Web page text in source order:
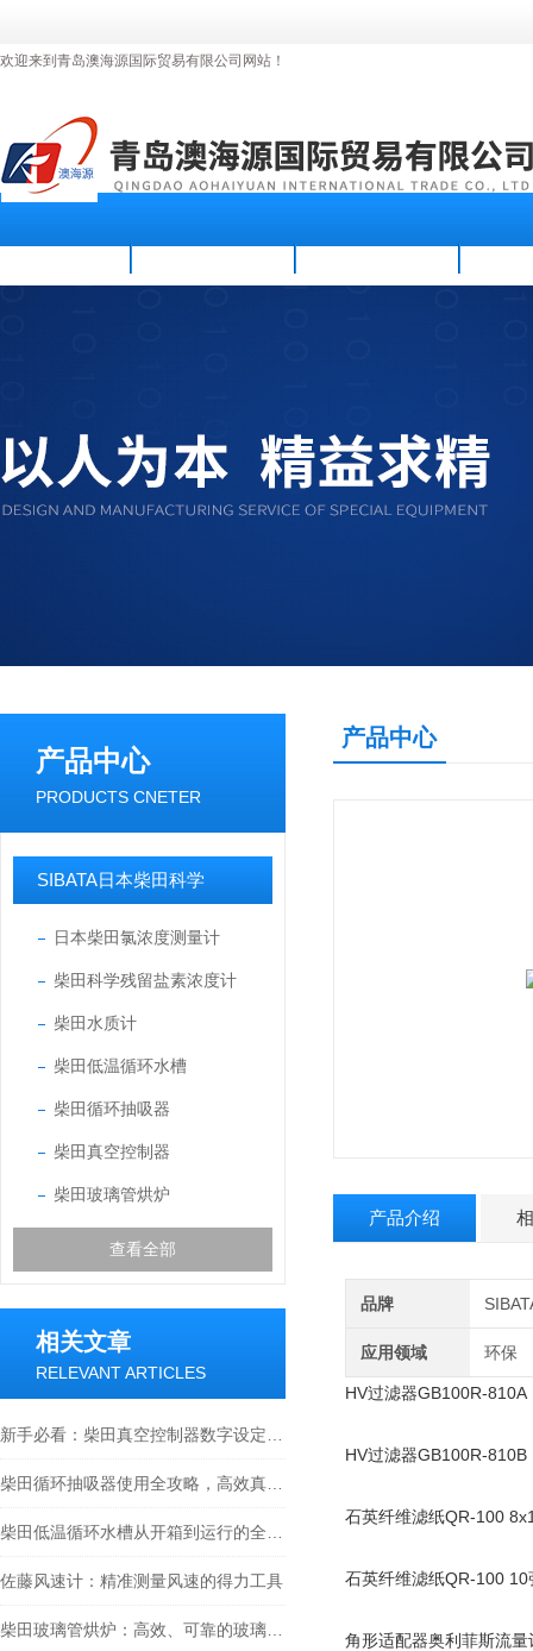
欢迎来到青岛澳海源国际贸易有限公司网站！
产品中心
PRODUCTS CNETER
SIBATA日本柴田科学
日本柴田氯浓度测量计
柴田科学残留盐素浓度计
柴田水质计
柴田低温循环水槽
柴田循环抽吸器
柴田真空控制器
柴田玻璃管烘炉
查看全部
相关文章
RELEVANT ARTICLES
佐藤风速计：精准测量风速的得力工具
产品中心
产品介绍
品牌
应用领域 环保
HV过滤器GB100R-810A
HV过滤器GB100R-810B
石英纤维滤纸QR-100
石英纤维滤纸QR-100 10
角形适配器奥利菲斯流量